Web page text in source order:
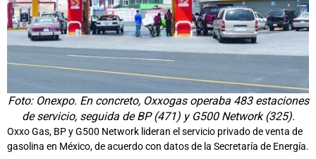
Foto: Onexpo. En concreto, Oxxogas operaba 483 estaciones
de servicio, seguida de BP (471) y G500 Network (325).
Oxxo Gas, BP y G500 Network lideran el servicio privado de venta de
gasolina en México, de acuerdo con datos de la Secretaría de Energía.